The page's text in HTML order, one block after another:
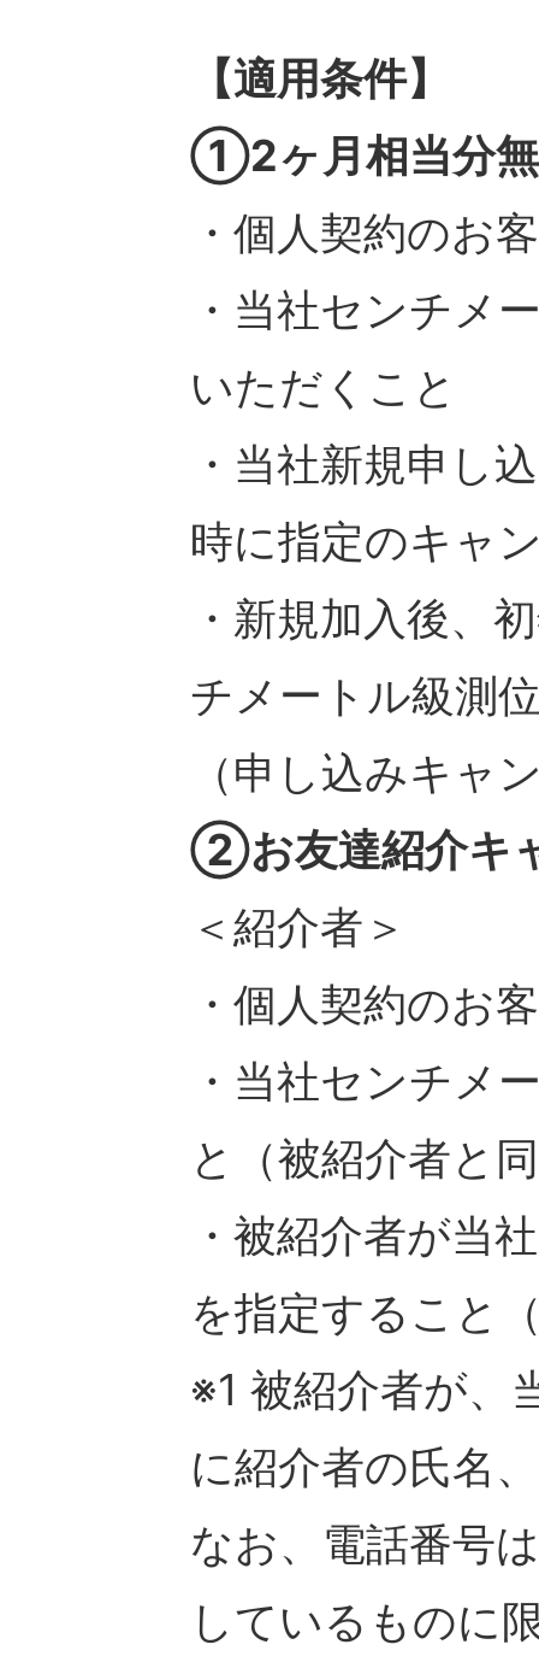
【適用条件】
①2ヶ月相当分
・個人契約のお
・当社センチメ
いただくこと
・当社新規申し
時に指定のキャ
・新規加入後、
チメートル級測
（申し込みキャ
②お友達紹介キ
＜紹介者＞
・個人契約のお
・当社センチメ
と（被紹介者と
・被紹介者が当
を指定すること
※1 被紹介者が、
に紹介者の氏名
なお、電話番号
しているものに